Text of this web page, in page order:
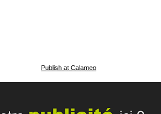
Publish at Calameo